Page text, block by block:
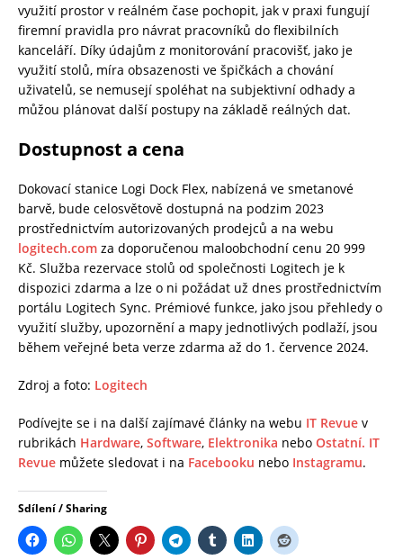
využití prostor v reálném čase pochopit, jak v praxi fungují
firemní pravidla pro návrat pracovníků do flexibilních
kanceláří. Díky údajům z monitorování pracovišť, jako je
využití stolů, míra obsazenosti ve špičkách a chování
uživatelů, se nemusejí spoléhat na subjektivní odhady a
můžou plánovat další postupy na základě reálných dat.
Dostupnost a cena
Dokovací stanice Logi Dock Flex, nabízená ve smetanové
barvě, bude celosvětově dostupná na podzim 2023
prostřednictvím autorizovaných prodejců a na webu
logitech.com za doporučenou maloobchodní cenu 20 999
Kč. Služba rezervace stolů od společnosti Logitech je k
dispozici zdarma a lze o ni požádat už dnes prostřednictvím
portálu Logitech Sync. Prémiové funkce, jako jsou přehledy o
využití služby, upozornění a mapy jednotlivých podlaží, jsou
během veřejné beta verze zdarma až do 1. července 2024.
Zdroj a foto: Logitech
Podívejte se i na další zajímavé články na webu IT Revue v
rubrikách Hardware, Software, Elektronika nebo Ostatní. IT
Revue můžete sledovat i na Facebooku nebo Instagramu.
Sdílení / Sharing